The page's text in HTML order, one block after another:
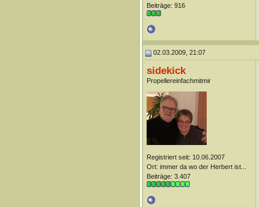
Beiträge: 916
02.03.2009, 21:07
sidekick
Propellereinfachmitmir
Registriert seit: 10.06.2007
Ort: immer da wo der Herbert ist...
Beiträge: 3.407